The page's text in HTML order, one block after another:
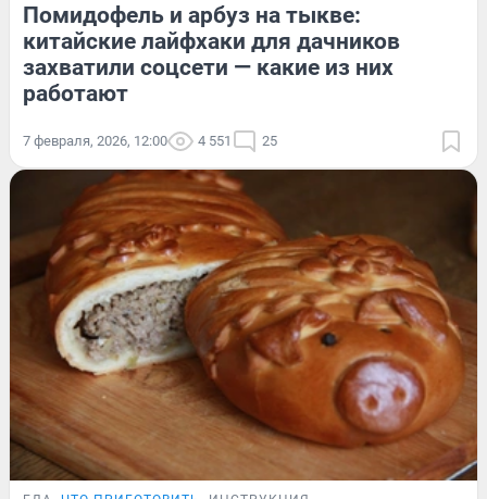
Помидофель и арбуз на тыкве:
китайские лайфхаки для дачников
захватили соцсети — какие из них
работают
7 февраля, 2026, 12:00 4 551 25